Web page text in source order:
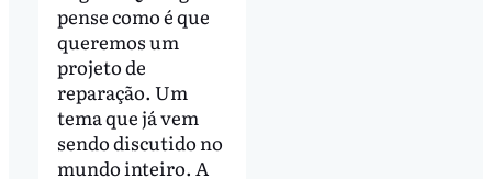
pense como é que
queremos um
projeto de
reparação. Um
tema que já vem
sendo discutido no
mundo inteiro. A